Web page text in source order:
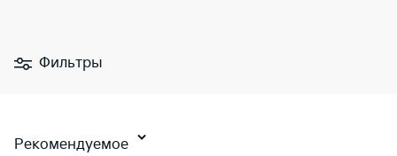
Фильтры
Рекомендуемое